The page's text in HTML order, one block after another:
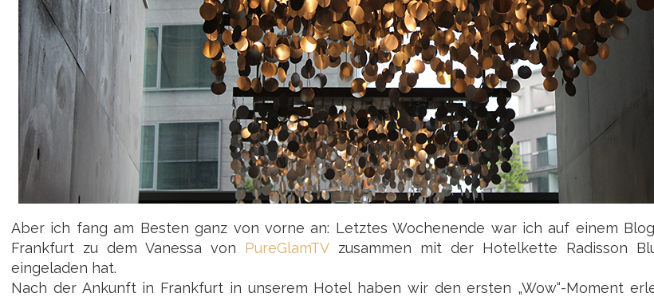
Aber ich fang am Besten ganz von vorne an: Letztes Wochenende war ich auf einem
Frankfurt zu dem Vanessa von PureGlamTV zusammen mit der Hotelkette Radisson
eingeladen hat.
Nach der Ankunft in Frankfurt in unserem Hotel haben wir den ersten „Wow“-Moment